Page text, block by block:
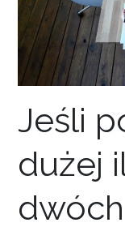
Jeśli
dużej